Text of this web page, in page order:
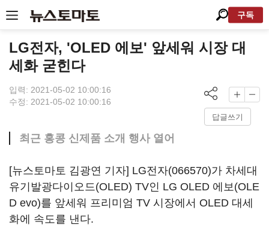
구독
LG전자, 'OLED 에보' 앞세워 시장 대
세화 굳힌다
입력: 2021-05-02 10:00:16
수정: 2021-05-02 10:00:16
답글쓰기
최근 홍콩 신제품 소개 행사 열어
[뉴스토마토 김광연 기자] LG전자(066570)가 차세대
유기발광다이오드(OLED) TV인 LG OLED 에보(OLE
D evo)를 앞세워 프리미엄 TV 시장에서 OLED 대세
화에 속도를 낸다.